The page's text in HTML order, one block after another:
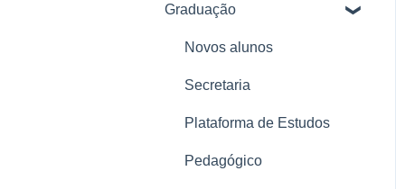
Planos Descomplica 2026
Pagamento e Renovação
Troca de plano e
plataforma
Graduação
Novos alunos
Secretaria
Plataforma de Estudos
Pedagógico